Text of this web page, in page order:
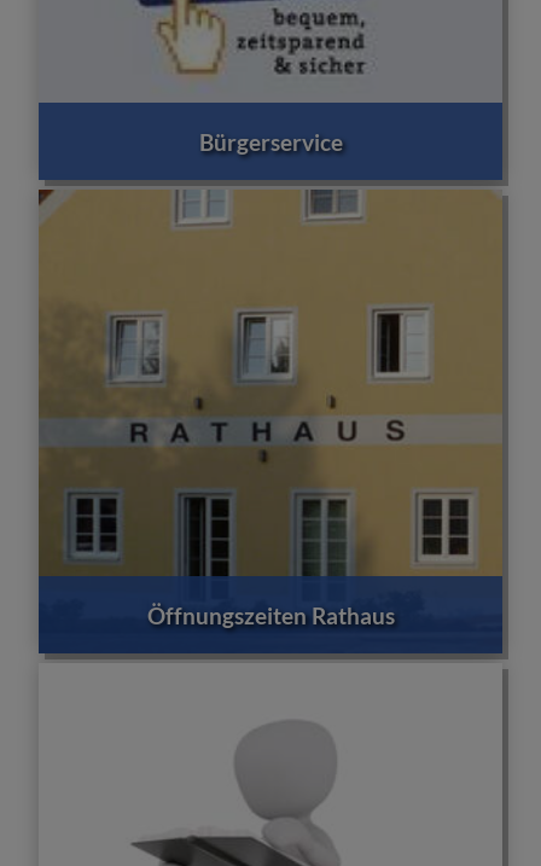
Bürgerservice
Öffnungszeiten Rathaus